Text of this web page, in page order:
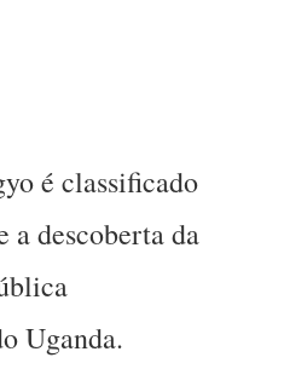
é classificado
a descoberta da
Uganda.